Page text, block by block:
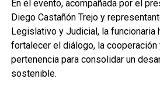
En el evento, acompañada por el
Diego Castañón Trejo y
Legislativo y Judicial, la funcionaria
fortalecer el diálogo, la
pertenencia para consolidar un
sostenible.